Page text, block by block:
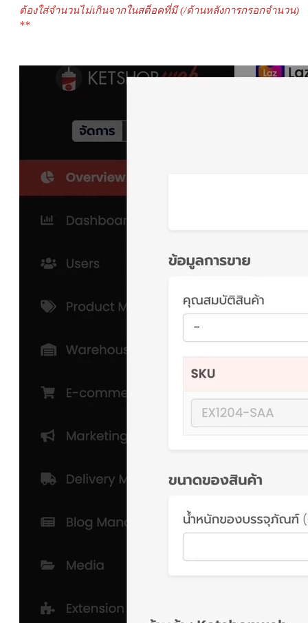
ต้องใส่จำนวนไม่เกินจากในสต็อคที่มี (/ด้านหลังการกรอกจำนวน)
**